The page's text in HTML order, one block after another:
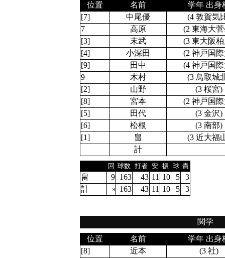
位置
名前
学年 出身
[7]
中尾優
(4 敦賀気
7
高原
(2 東海大
[3]
末武
(3 東大阪
[4]
小深田
(2 神戸国
[9]
田中
(4 神戸国
9
木村
(3 鳥取城
[2]
山野
(3 桜宮)
[8]
宮本
(2 神戸国
[5]
田代
(3 金沢)
[6]
松根
(3 南部)
[1]
畠
(3 近大福
計
回 球数 打者 安 振 球 責
畠 9 163 43 11 10 5
3
計
9 163 43 11 10 5 3
関学
位置
名前
学年 出身
[8]
近本
(3 社)